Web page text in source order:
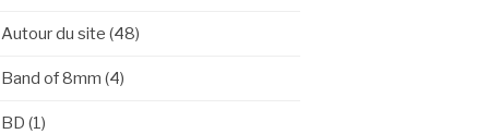
Autour du site (48)
Band of 8mm (4)
BD (1)